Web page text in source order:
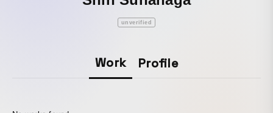
unverified
Work Profile